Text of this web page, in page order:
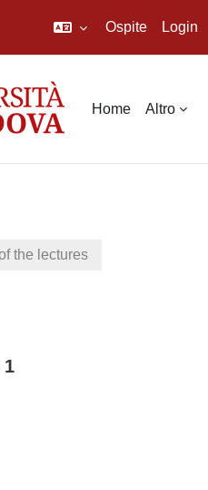
Ospite Login
Home Altro
the lectures
1